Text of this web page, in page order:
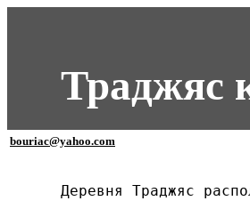
Траджяс
bouriac@yahoo.com
Деревня Траджяс